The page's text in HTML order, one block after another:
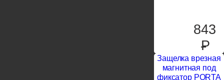
843
P
Защелка врезная
магнитная под
фиксатор PORTA